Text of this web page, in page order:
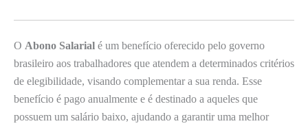
O Abono Salarial é um benefício oferecido pelo governo
brasileiro aos trabalhadores que atendem a determinados critérios
de elegibilidade, visando complementar a sua renda. Esse
benefício é pago anualmente e é destinado a aqueles que
possuem um salário baixo, ajudando a garantir uma melhor